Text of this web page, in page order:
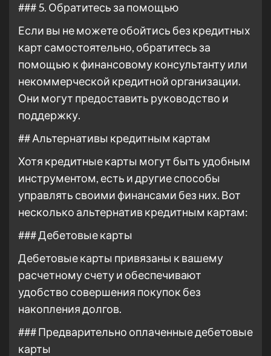
### 5. Обратитесь за помощью
Если вы не можете обойтись без кредитных
карт самостоятельно, обратитесь за
помощью к финансовому консультанту или
некоммерческой кредитной организации.
Они могут предоставить руководство и
поддержку.
## Альтернативы кредитным картам
Хотя кредитные карты могут быть удобным
инструментом, есть и другие способы
управлять своими финансами без них. Вот
несколько альтернатив кредитным картам:
### Дебетовые карты
Дебетовые карты привязаны к вашему
расчетному счету и обеспечивают
удобство совершения покупок без
накопления долгов.
### Предварительно оплаченные дебетовые
карты